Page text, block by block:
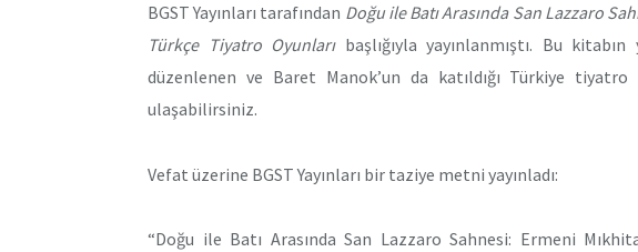
BGST Yayınları tarafından Doğu ile Batı Arasında San Lazzaro
Türkçe Tiyatro Oyunları başlığıyla yayınlanmıştı. Bu
düzenlenen ve Baret Manok’un da katıldığı Türkiye
ulaşabilirsiniz.
Vefat üzerine BGST Yayınları bir taziye metni yayınladı:
“Doğu ile Batı Arasında San Lazzaro Sahnesi: Ermeni